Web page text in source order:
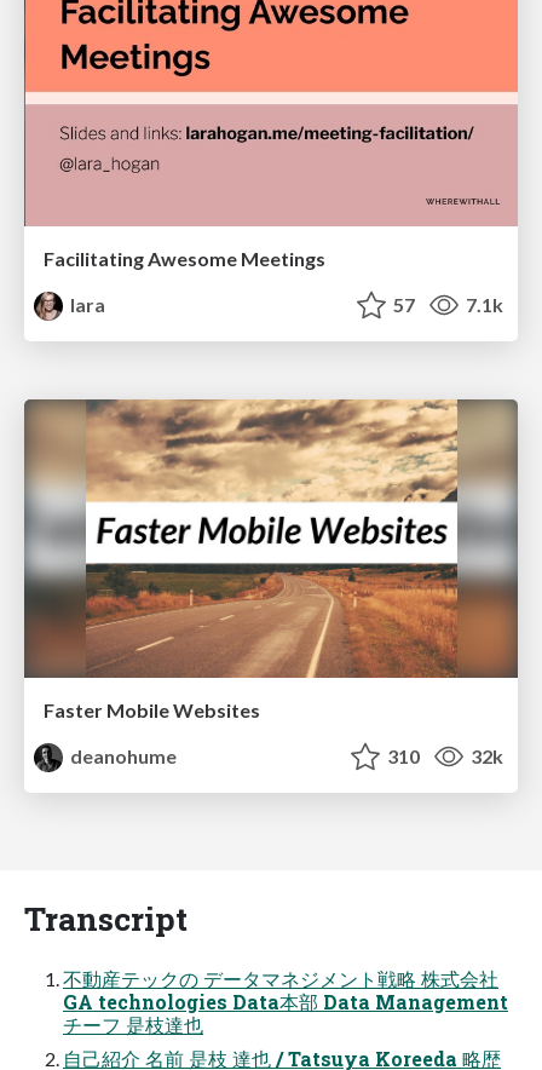
Facilitating Awesome Meetings
lara
57 7.1k
Faster Mobile Websites
deanohume
310 32k
Transcript
不動産テックの データマネジメント戦略 株式会社
GA technologies Data本部 Data Management
チーフ 是枝達也
自己紹介 名前 是枝 達也 / Tatsuya Koreeda 略歴